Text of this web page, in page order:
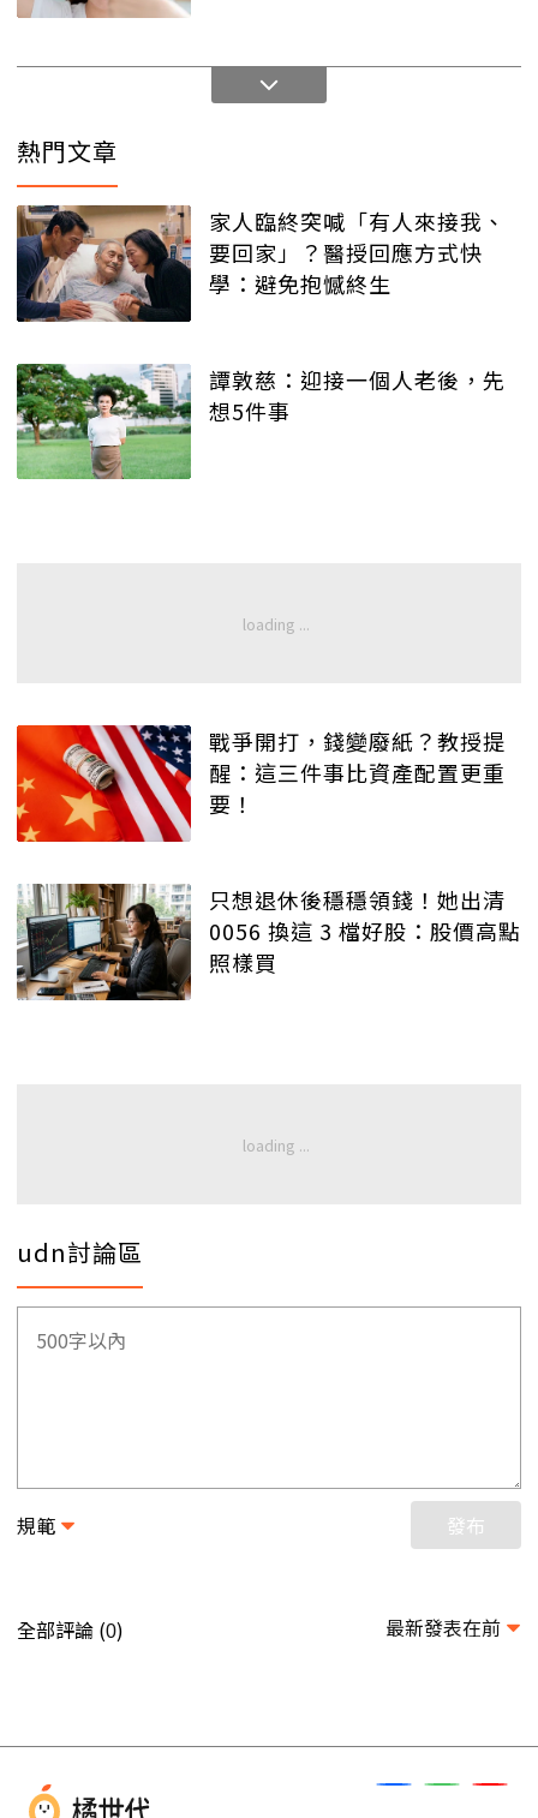
熱門文章
家人臨終突喊「有人來接我、
要回家」？醫授回應方式快
學：避免抱憾終生
譚敦慈：迎接一個人老後，先
想5件事
戰爭開打，錢變廢紙？教授提
醒：這三件事比資產配置更重
要！
只想退休後穩穩領錢！她出清
0056 換這 3 檔好股：股價高點
照樣買
udn討論區
規範 發布
全部評論 (0) 最新發表在前